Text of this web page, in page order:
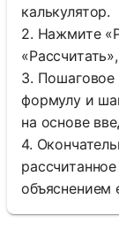
калькулятор.
2. Нажмите
3. Пошаговое
формулу и
на основе
4.
объяснением